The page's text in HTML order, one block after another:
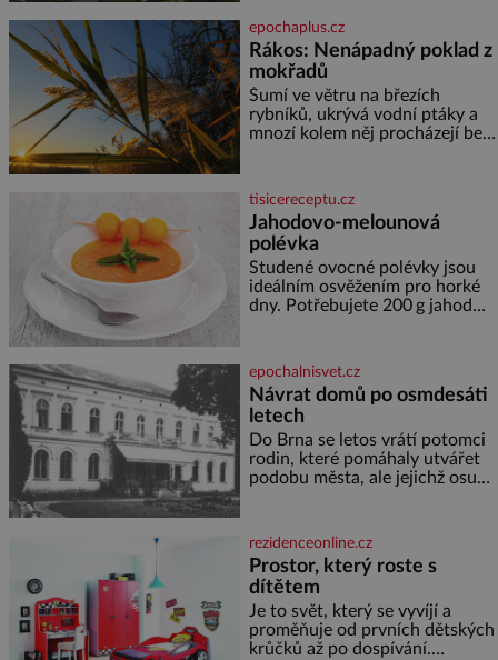
jediného dne můžete
nahlédnout do útrob jedné z
nejvýznamnějších vodních
elektráren v Evropě, vydat se na
horské hřebeny, projet se na
koloběžce a den zakončit
poznáváním památek ve
epochaplus.cz
Rákos: Nenápadný poklad z
mokřadů
Šumí ve větru na březích
rybníků, ukrývá vodní ptáky a
mnozí kolem něj procházejí bez
lodě, zapisovat první texty a
inspiroval řadu pověstí. Tato
skromná, ale užitečná rostlina
provází člověka už tisíce let.
Většina lidí vnímá rákos jen jako
obyčejnou kulisu letního
koupání. Stačí se však podívat
tisicereceptu.cz
Jahodovo-melounová
polévka
Studené ovocné polévky jsou
ideálním osvěžením pro horké
dny. Potřebujete 200 g jahod
cukru krystal 1 lžíci medu 200 g
zakysané sm
epochalnisvet.cz
Návrat domů po osmdesáti
letech
Do Brna se letos vrátí potomci
rodin, které pomáhaly utvářet
podobu města, ale jejichž osudy
Placzek, Löw-Beer, Fuhrmann,
Kohn a Stiassni se stanou
jednou z hlavních
dramaturgických linií festivalu
židovské kultury ŠTETL FEST
2026. Některé návraty nejsou
jednoduché. Místa, která si
rezidenceonline.cz
Prostor, který roste s
dítětem
Je to svět, který se vyvíjí a
proměňuje od prvních dětských
krůčků až po dospívání.